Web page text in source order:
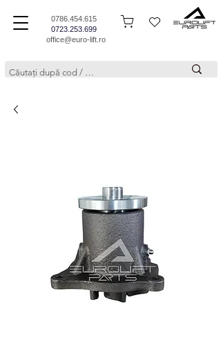
0786.454.615
0723.253.699
office@euro-lift.ro